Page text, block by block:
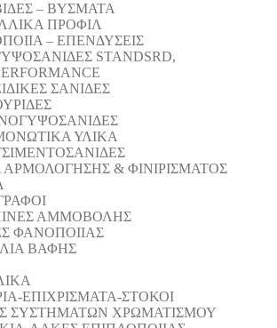
– ΒΥΣΜΑΤΑ
ΠΡΟΦΙΛ
– ΕΠΕΝΔΥΣΕΙΣ
STANDSRD,
ΣΑΝΙΔΕΣ
ΥΛΙΚΑ
ΑΡΜΟΛΟΓΗΣΗΣ & ΦΙΝΙΡΙΣΜΑΤΟΣ
ΑΜΜΟΒΟΛΗΣ
ΦΑΝΟΠΟΙΙΑΣ
ΒΑΦΗΣ
ΕΠΙΧΡΙΣΜΑΤΑ-ΣΤΟΚΟΙ
ΣΥΣΤΗΜΑΤΩΝ ΧΡΩΜΑΤΙΣΜΟΥ